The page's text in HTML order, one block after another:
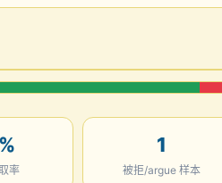
率
1
被拒/argue 样本